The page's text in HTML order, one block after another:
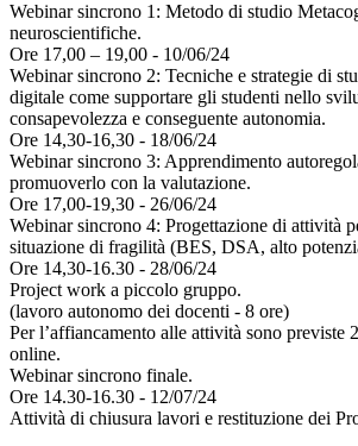
Webinar sincrono 1: Metodo di studio
neuroscientifiche.
Ore 17,00 – 19,00 - 10/06/24
Webinar sincrono 2: Tecniche e strategie di
digitale come supportare gli studenti nello
consapevolezza e conseguente autonomia.
Ore 14,30-16,30 - 18/06/24
Webinar sincrono 3: Apprendimento
promuoverlo con la valutazione.
Ore 17,00-19,30 - 26/06/24
Webinar sincrono 4: Progettazione di attività
situazione di fragilità (BES, DSA, alto
Ore 14,30-16.30 - 28/06/24
Project work a piccolo gruppo.
(lavoro autonomo dei docenti - 8 ore)
Per l’affiancamento alle attività sono previste
online.
Webinar sincrono finale.
Ore 14.30-16.30 - 12/07/24
Attività di chiusura lavori e restituzione dei